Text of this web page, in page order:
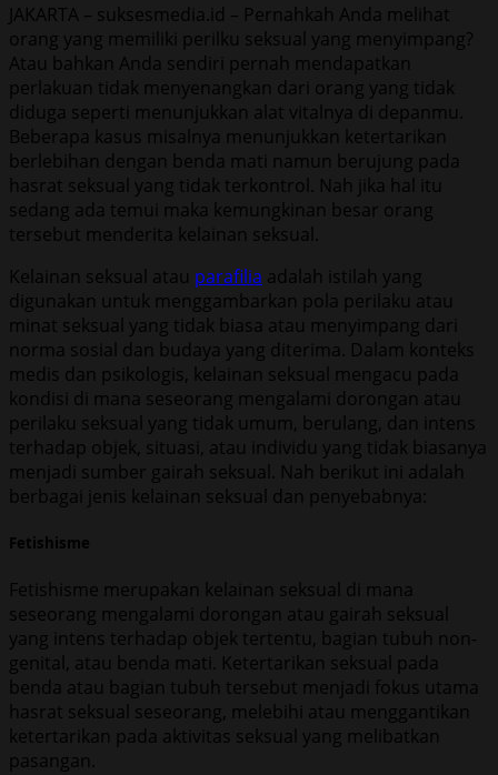
JAKARTA – suksesmedia.id – Pernahkah Anda melihat
orang yang memiliki perilku seksual yang menyimpang?
Atau bahkan Anda sendiri pernah mendapatkan
perlakuan tidak menyenangkan dari orang yang tidak
diduga seperti menunjukkan alat vitalnya di depanmu.
Beberapa kasus misalnya menunjukkan ketertarikan
berlebihan dengan benda mati namun berujung pada
hasrat seksual yang tidak terkontrol. Nah jika hal itu
sedang ada temui maka kemungkinan besar orang
tersebut menderita kelainan seksual.
Kelainan seksual atau parafilia adalah istilah yang
digunakan untuk menggambarkan pola perilaku atau
minat seksual yang tidak biasa atau menyimpang dari
norma sosial dan budaya yang diterima. Dalam konteks
medis dan psikologis, kelainan seksual mengacu pada
kondisi di mana seseorang mengalami dorongan atau
perilaku seksual yang tidak umum, berulang, dan intens
terhadap objek, situasi, atau individu yang tidak biasanya
menjadi sumber gairah seksual. Nah berikut ini adalah
berbagai jenis kelainan seksual dan penyebabnya:
Fetishisme
Fetishisme merupakan kelainan seksual di mana
seseorang mengalami dorongan atau gairah seksual
yang intens terhadap objek tertentu, bagian tubuh non-
genital, atau benda mati. Ketertarikan seksual pada
benda atau bagian tubuh tersebut menjadi fokus utama
hasrat seksual seseorang, melebihi atau menggantikan
ketertarikan pada aktivitas seksual yang melibatkan
pasangan.